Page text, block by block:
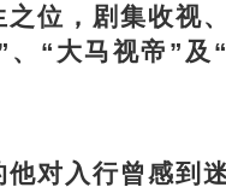
位，剧集收视
“大马视帝”及
对入行曾感到